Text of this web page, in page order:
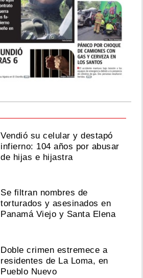
Vendió su celular y destapó
infierno: 104 años por abusar
de hijas e hijastra
Se filtran nombres de
torturados y asesinados en
Panamá Viejo y Santa Elena
Doble crimen estremece a
residentes de La Loma, en
Pueblo Nuevo